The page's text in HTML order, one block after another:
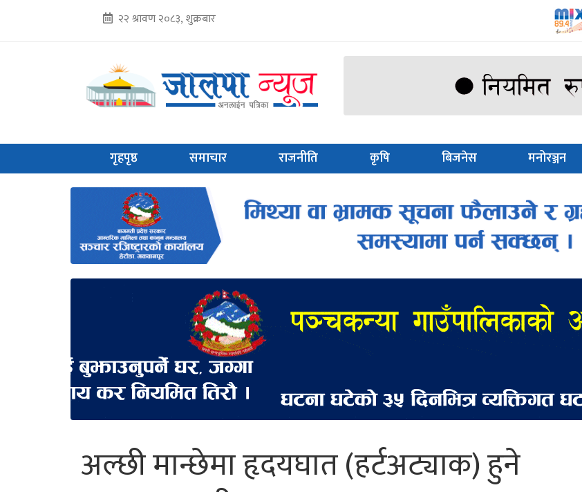
२२ श्रावण २०८३, शुक्रबार
गृहपृष्ठ समाचार राजनीति कृषि बिजनेस मनोरञ्जन
अल्छी मान्छेमा हृदयघात (हर्टअट्याक) हुने